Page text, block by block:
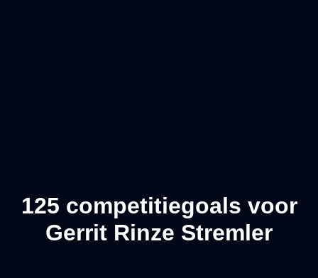
125 competitiegoals voor
Gerrit Rinze Stremler